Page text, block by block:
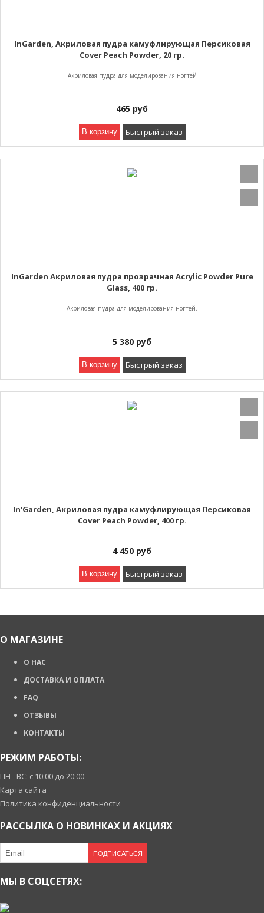
InGarden, Акриловая пудра камуфлирующая Персиковая
Cover Peach Powder, 20 гр.
Акриловая пудра для моделирования ногтей
465 руб
В корзину Быстрый заказ
InGarden Акриловая пудра прозрачная Acrylic Powder Pure
Glass, 400 гр.
Акриловая пудра для моделирования ногтей.
5 380 руб
В корзину Быстрый заказ
In'Garden, Акриловая пудра камуфлирующая Персиковая
Cover Peach Powder, 400 гр.
4 450 руб
В корзину Быстрый заказ
О МАГАЗИНЕ
О НАС
ДОСТАВКА И ОПЛАТА
FAQ
ОТЗЫВЫ
КОНТАКТЫ
РЕЖИМ РАБОТЫ:
ПН - ВС: с 10:00 до 20:00
Карта сайта
Политика конфиденциальности
РАССЫЛКА О НОВИНКАХ И АКЦИЯХ
ПОДПИСАТЬСЯ
МЫ В СОЦСЕТЯХ: